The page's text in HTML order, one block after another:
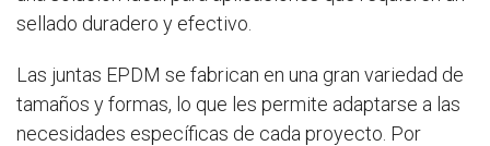
sellado duradero y efectivo.
Las juntas EPDM se fabrican en una gran variedad de
tamaños y formas, lo que les permite adaptarse a las
necesidades específicas de cada proyecto. Por